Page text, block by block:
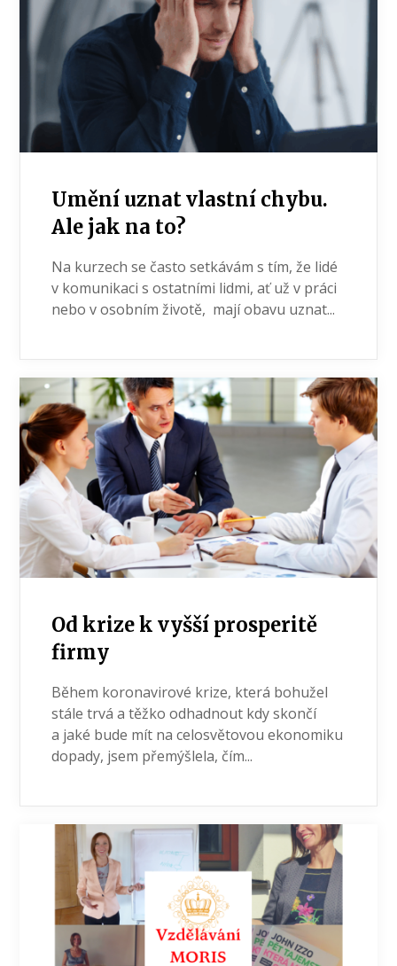
Umění uznat vlastní chybu.
Ale jak na to?
Na kurzech se často setkávám s tím, že lidé
v komunikaci s ostatními lidmi, ať už v práci
nebo v osobním životě, mají obavu uznat...
Od krize k vyšší prosperitě
firmy
Během koronavirové krize, která bohužel
stále trvá a těžko odhadnout kdy skončí
a jaké bude mít na celosvětovou ekonomiku
dopady, jsem přemýšlela, čím...